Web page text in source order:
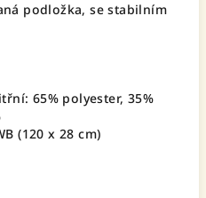
podložka, se stabilním
65% polyester, 35%
(120 x 28 cm)